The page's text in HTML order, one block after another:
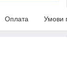
Оплата Умови